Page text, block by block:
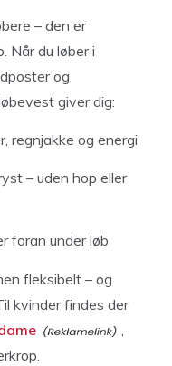
– den er
Når du løber i
og
giver dig:
regnjakke og energi
– uden hop eller
foran under løb
fleksibelt – og
kvinder findes der
,